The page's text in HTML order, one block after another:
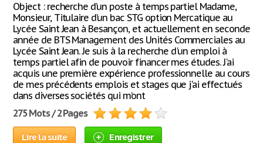
Object : recherche d’un poste à temps partiel Madame,
Monsieur, Titulaire d’un bac STG option Mercatique au
Lycée Saint Jean à Besançon, et actuellement en seconde
année de BTS Management des Unités Commerciales au
Lycée Saint Jean. Je suis à la recherche d'un emploi à
temps partiel afin de pouvoir financer mes études. J'ai
acquis une première expérience professionnelle au cours
de mes précédents emplois et stages que j'ai effectués
dans diverses sociétés qui m’ont
275 Mots / 2 Pages
Lire la suite Enregistrer